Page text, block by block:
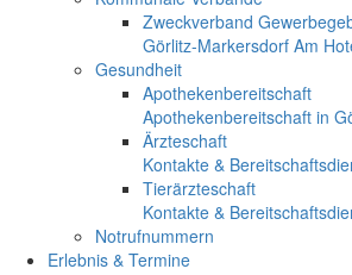
Zweckverband
Görlitz-Markersdorf Am
Gesundheit
Apothekenbereitschaft
Apothekenbereitschaft in
Ärzteschaft
Kontakte &
Tierärzteschaft
Kontakte &
Notrufnummern
Erlebnis & Termine